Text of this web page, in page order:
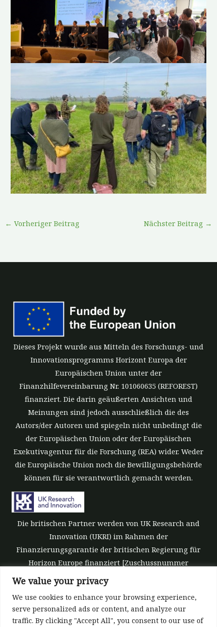
We value your privacy
We use cookies to enhance your browsing experience,
serve personalized ads or content, and analyze our
traffic. By clicking "Accept All", you consent to our use of
← Vorheriger Beitrag Nächster Beitrag →
Dieses Projekt wurde aus Mitteln des Forschungs- und
Innovationsprogramms Horizont Europa der
Europäischen Union unter der
Finanzhilfevereinbarung Nr. 101060635 (REFOREST)
finanziert. Die darin geäußerten Ansichten und
Meinungen sind jedoch ausschließlich die des
Autors/der Autoren und spiegeln nicht unbedingt die
der Europäischen Union oder der Europäischen
Exekutivagentur für die Forschung (REA) wider. Weder
die Europäische Union noch die Bewilligungsbehörde
können für sie verantwortlich gemacht werden.
Die britischen Partner werden von UK Research and
Innovation (UKRI) im Rahmen der
Finanzierungsgarantie der britischen Regierung für
Horizon Europe finanziert [Zuschussnummer